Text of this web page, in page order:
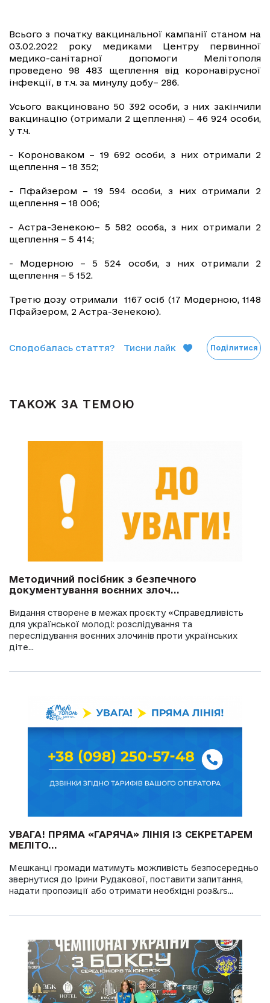
Всього з початку вакцинальної кампанії станом на
03.02.2022 року медиками Центру первинної
медико-санітарної допомоги Мелітополя
проведено 98 483 щеплення від коронавірусної
інфекції, в т.ч. за минулу добу– 286.
Усього вакциновано 50 392 особи, з них закінчили
вакцинацію (отримали 2 щеплення) – 46 924 особи,
у т.ч.
- Короноваком – 19 692 особи, з них отримали 2
щеплення – 18 352;
- Пфайзером – 19 594 особи, з них отримали 2
щеплення – 18 006;
- Астра-Зенекою– 5 582 особа, з них отримали 2
щеплення – 5 414;
- Модерною – 5 524 особи, з них отримали 2
щеплення – 5 152.
Третю дозу отримали 1167 осіб (17 Модерною, 1148
Пфайзером, 2 Астра-Зенекою).
Сподобалась стаття? Тисни лайк Поділитися
ТАКОЖ ЗА ТЕМОЮ
Методичний посібник з безпечного
документування воєнних злоч...
Видання створене в межах проєкту «Справедливість
для української молоді: розслідування та
переслідування воєнних злочинів проти українських
діте...
УВАГА! ПРЯМА «ГАРЯЧА» ЛІНІЯ ІЗ СЕКРЕТАРЕМ
МЕЛІТО...
Мешканці громади матимуть можливість безпосередньо
звернутися до Ірини Рудакової, поставити запитання,
надати пропозиції або отримати необхідні роз&rs...